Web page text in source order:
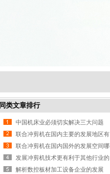
同类文章排行
中国机床业必须切实解决三大问题
联合冲剪机在国内主要的发展地区有
哪些呢
联合冲剪机在国内国外的发展空间哪
一个更大呢
发展冲剪机技术更有利于其他行业的
发展
解析数控板材加工设备企业的发展